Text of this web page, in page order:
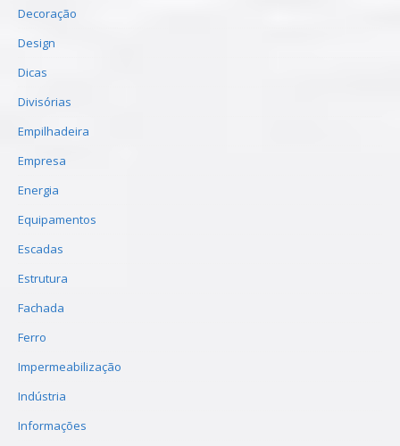
Decoração
Design
Dicas
Divisórias
Empilhadeira
Empresa
Energia
Equipamentos
Escadas
Estrutura
Fachada
Ferro
Impermeabilização
Indústria
Informações